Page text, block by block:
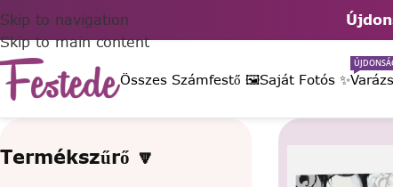
Skip to navigation
Skip to main content
Összes Számfestő 🖼️Saját Fotós ✨
Termékszűrő 🔽